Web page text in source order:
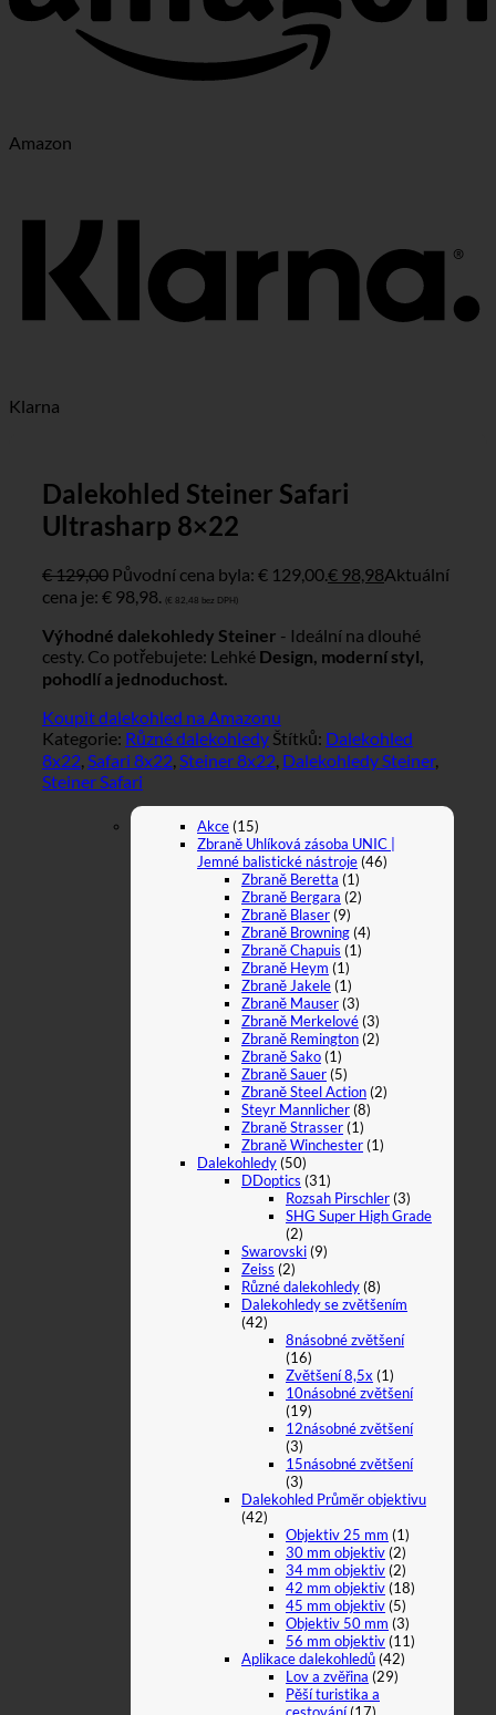
Amazon
Klarna
Dalekohled Steiner Safari
Ultrasharp 8×22
€129,00 Původní cena byla: € 129,00.€ 98,98Aktuální
cena je: € 98,98. (€ 82,48 bez DPH)
Výhodné dalekohledy Steiner - Ideální na dlouhé
cesty. Co potřebujete: Lehké Design, moderní styl,
pohodlí a jednoduchost.
Koupit dalekohled na Amazonu
Kategorie: Různé dalekohledy Štítků: Dalekohled
8x22, Safari 8x22, Steiner 8x22, Dalekohledy Steiner,
Steiner Safari
Akce(15)
Zbraně Uhlíková zásoba UNIC |
Jemné balistické nástroje(46)
Zbraně Beretta (1)
Zbraně Bergara (2)
Zbraně Blaser(9)
Zbraně Browning(4)
Zbraně Chapuis (1)
Zbraně Heym (1)
Zbraně Jakele(1)
Zbraně Mauser(3)
Zbraně Merkelové(3)
Zbraně Remington(2)
Zbraně Sako(1)
Zbraně Sauer(5)
Zbraně Steel Action(2)
Steyr Mannlicher(8)
Zbraně Strasser(1)
Zbraně Winchester(1)
Dalekohledy(50)
DDoptics (31)
Rozsah Pirschler(3)
SHG Super High Grade
(2)
Swarovski(9)
Zeiss (2)
Různé dalekohledy(8)
Dalekohledy se zvětšením
(42)
8násobné zvětšení
(16)
Zvětšení 8,5x (1)
10násobné zvětšení
(19)
12násobné zvětšení
(3)
15násobné zvětšení
(3)
Dalekohled Průměr objektivu
(42)
Objektiv 25 mm (1)
30 mm objektiv(2)
34 mm objektiv(2)
42 mm objektiv(18)
45 mm objektiv(5)
Objektiv 50 mm (3)
56 mm objektiv(11)
Aplikace dalekohledů(42)
Lov a zvěřina (29)
Pěší turistika a